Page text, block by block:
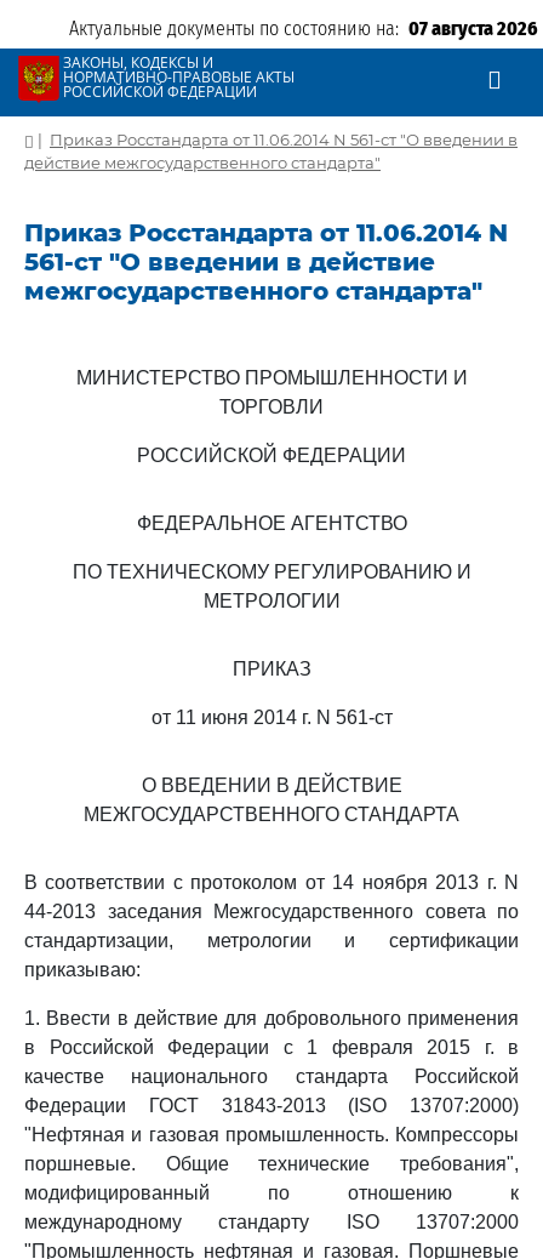
Актуальные документы по состоянию на: 07 августа 2026
ЗАКОНЫ, КОДЕКСЫ И
НОРМАТИВНО-ПРАВОВЫЕ АКТЫ
РОССИЙСКОЙ ФЕДЕРАЦИИ
| Приказ Росстандарта от 11.06.2014 N 561-ст "О введении в
действие межгосударственного стандарта"
Приказ Росстандарта от 11.06.2014 N
561-ст "О введении в действие
межгосударственного стандарта"
МИНИСТЕРСТВО ПРОМЫШЛЕННОСТИ И
ТОРГОВЛИ
РОССИЙСКОЙ ФЕДЕРАЦИИ
ФЕДЕРАЛЬНОЕ АГЕНТСТВО
ПО ТЕХНИЧЕСКОМУ РЕГУЛИРОВАНИЮ И
МЕТРОЛОГИИ
ПРИКАЗ
от 11 июня 2014 г. N 561-ст
О ВВЕДЕНИИ В ДЕЙСТВИЕ
МЕЖГОСУДАРСТВЕННОГО СТАНДАРТА
В соответствии с протоколом от 14 ноября 2013 г. N
44-2013 заседания Межгосударственного совета по
стандартизации, метрологии и сертификации
приказываю:
1. Ввести в действие для добровольного применения
в Российской Федерации с 1 февраля 2015 г. в
качестве национального стандарта Российской
Федерации ГОСТ 31843-2013 (ISO 13707:2000)
"Нефтяная и газовая промышленность. Компрессоры
поршневые. Общие технические требования",
модифицированный по отношению к
международному стандарту ISO 13707:2000
"Промышленность нефтяная и газовая. Поршневые